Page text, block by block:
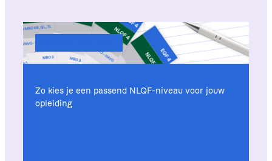
Zo kies je een passend NLQF-niveau voor jouw
opleiding